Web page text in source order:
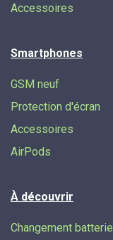
Accessoires
Smartphones
GSM neuf
Protection d'écran
Accessoires
AirPods
À découvrir
Changement batterie